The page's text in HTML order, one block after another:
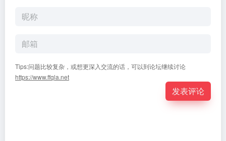
Tips:问题比较复杂，或想更深入交流的话，可以到论坛继续讨论
https://www.ffqla.net
发表评论